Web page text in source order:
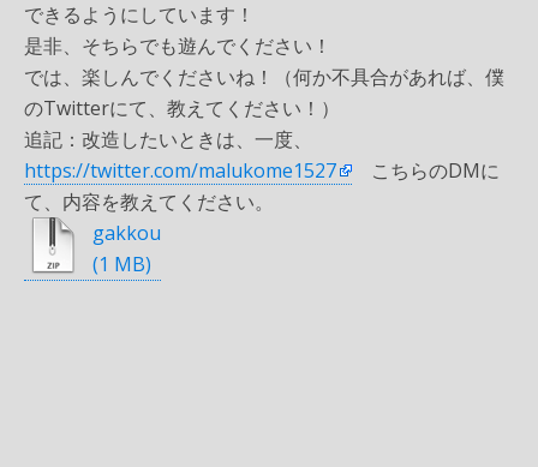
できるようにしています！
是非、そちらでも遊んでください！
では、楽しんでくださいね！（何か不具合があれば、僕
のTwitterにて、教えてください！）
追記：改造したいときは、一度、
https://twitter.com/malukome1527
こちらのDMに
て、内容を教えてください。
gakkou